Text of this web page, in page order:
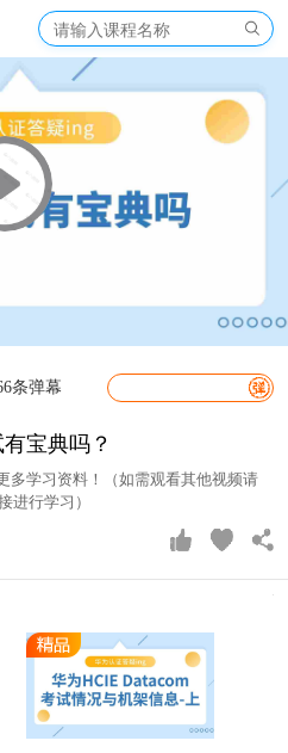
条弹幕
宝典吗？
多学习资料！（如需观看其他视频请
进行学习）